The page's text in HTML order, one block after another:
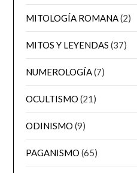
MITOLOGÍA ROMANA(2)
MITOS Y LEYENDAS (37)
NUMEROLOGÍA(7)
OCULTISMO (21)
ODINISMO (9)
PAGANISMO (65)